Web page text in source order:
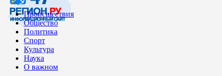
Происшествия
Общество
Политика
Спорт
Культура
Наука
О важном